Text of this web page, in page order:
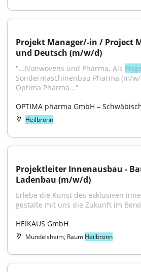
Projekt Manager/-in / Project
und Deutsch (m/w/d)
"...Nonwovens und Pharma. Als
Sondermaschinenbau Pharma (m/
Optima Pharma..."
OPTIMA pharma GmbH –
Heilbronn
Projektleiter Innenausbau -
Ladenbau (m/w/d)
Erlebe die Kunst des exklusiven
gestalte mit uns die Zukunft im
HEIKAUS GmbH
Mundelsheim, Raum Heilbronn